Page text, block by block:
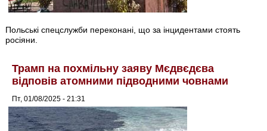
Польські спецслужби переконані, що за інцидентами стоять
росіяни.
Трамп на похмільну заяву Мєдвєдєва
відповів атомними підводними човнами
Пт, 01/08/2025 - 21:31